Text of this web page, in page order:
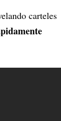
carteles